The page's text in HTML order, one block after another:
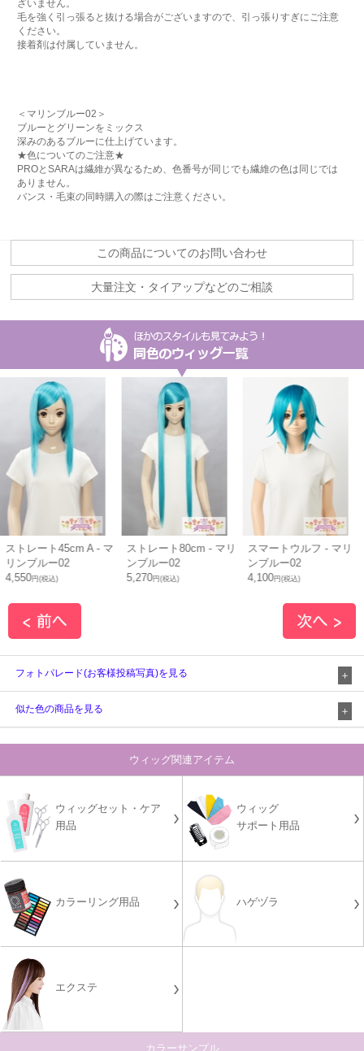
ざいません。
毛を強く引っ張ると抜ける場合がございますので、引っ張りすぎにご注意
ください。
接着剤は付属していません。
＜マリンブルー02＞
ブルーとグリーンをミックス
深みのあるブルーに仕上げています。
★色についてのご注意★
PROとSARAは繊維が異なるため、色番号が同じでも繊維の色は同じでは
ありません。
バンス・毛束の同時購入の際はご注意ください。
この商品についてのお問い合わせ
大量注文・タイアップなどのご相談
マ
ストレート80cm - マリ
ンブルー02
5,270円(税込)
スマートウルフ - マリ
ンブルー02
4,100円(税込)
ポニーテールベー
マリンブルー02
4,290円(税込)
フォトパレード(お客様投稿写真)を見る
似た色の商品を見る
ウィッグ関連アイテム
ウィッグセット・ケア
用品
ウィッグ
サポート用品
カラーリング用品 ハゲヅラ
エクステ
カラーサンプル